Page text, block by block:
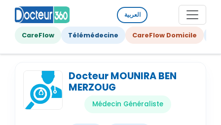
العربية
CareFlow Télémédecine CareFlow Domicile
Docteur MOUNIRA BEN
MERZOUG
Médecin Généraliste